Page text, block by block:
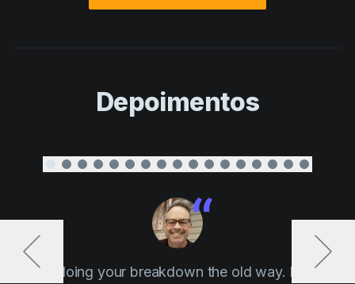
Depoimentos
“ Stop doing your breakdown the old way. If Elon